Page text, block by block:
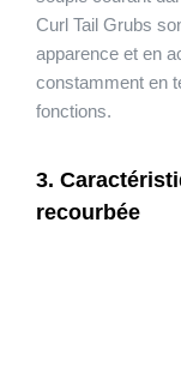
Curl Tail Grubs
apparence et en
constamment en
fonctions.
3.
recourbée